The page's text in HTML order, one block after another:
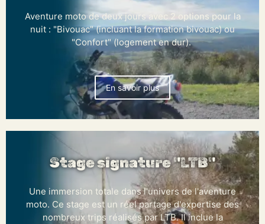
Aventure moto de deux jours avec 2 options pour la
nuit : "Bivouac" (incluant la formation bivouac) ou
"Confort" (logement en dur).
En savoir plus
Stage signature "LTB"
Une immersion totale dans l'univers de l'aventure
moto. Ce stage est un réel partage d'expertise des
nombreux trips réalisés par LTB. Il inclue la